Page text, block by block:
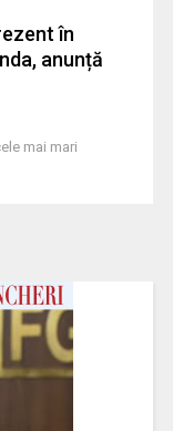
în
anunță
mai mari